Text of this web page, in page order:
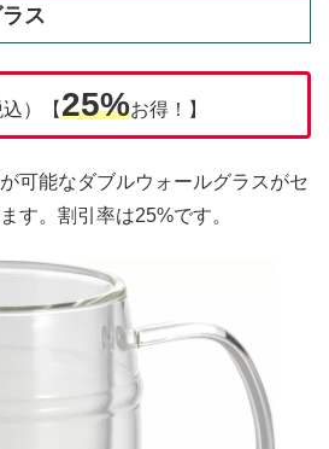
ス
込）【25%お得！】
可能なダブルウォールグラスがセ
す。割引率は25%です。